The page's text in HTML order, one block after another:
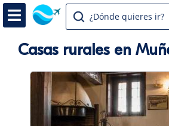
¿Dónde quieres ir?
Casas rurales en